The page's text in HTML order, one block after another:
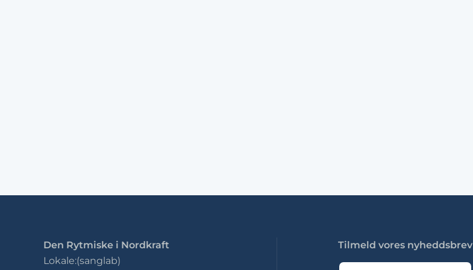
Den Rytmiske i Nordkraft
Lokale:(sanglab)
Tilmeld vores nyheddsbrev